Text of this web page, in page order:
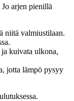
Jo arjen pienillä
niitä valmiustilaan.
ja kuivata ulkona,
jotta lämpö pysyy